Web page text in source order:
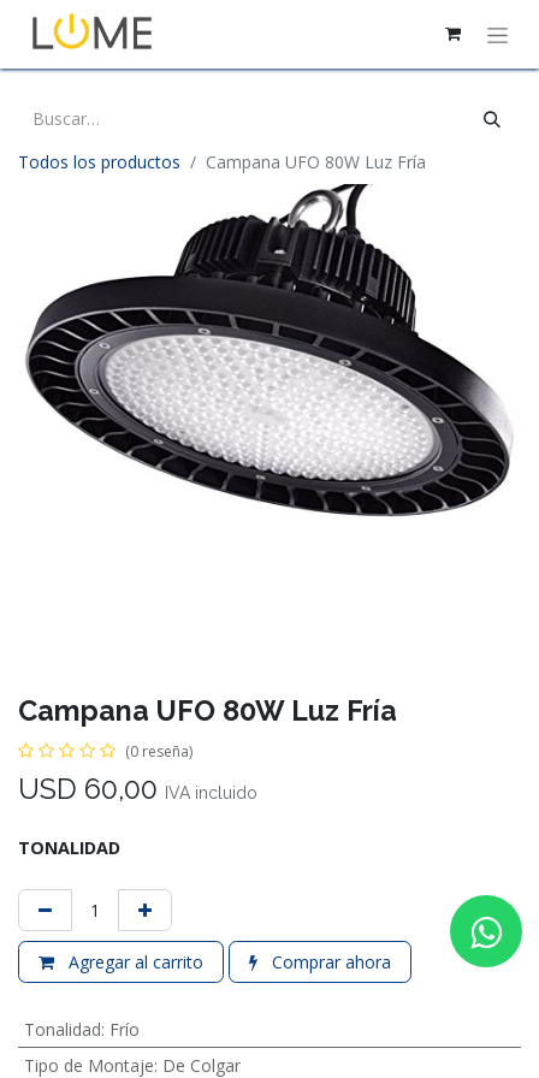
Todos los productos Campana UFO 80W Luz Fría
Campana UFO 80W Luz Fría
(0 reseña)
USD 60,00 IVA incluido
TONALIDAD
Agregar al carrito Comprar ahora
Tonalidad: Frío
Tipo de Montaje: De Colgar